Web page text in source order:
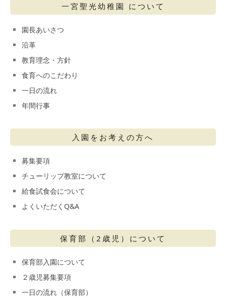
一宮聖光幼稚園 について
園長あいさつ
沿革
教育理念・方針
食育へのこだわり
一日の流れ
年間行事
入園をお考えの方へ
募集要項
チューリップ教室について
給食試食会について
よくいただくQ&A
保育部（2歳児）について
保育部入園について
２歳児募集要項
一日の流れ（保育部）